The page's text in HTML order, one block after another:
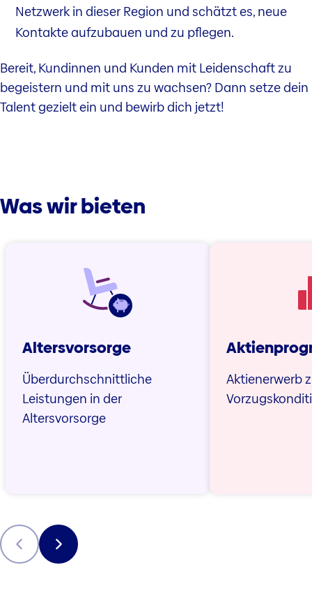
Netzwerk in dieser Region und schätzt es, neue
Kontakte aufzubauen und zu pflegen.
Bereit, Kundinnen und Kunden mit Leidenschaft zu
begeistern und mit uns zu wachsen? Dann setze dein
Talent gezielt ein und bewirb dich jetzt!
Was wir bieten
Altersvorsorge
Überdurchschnittliche
Leistungen in der
Altersvorsorge
Aktienerwerb